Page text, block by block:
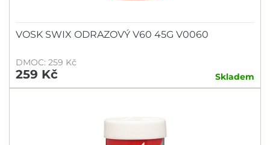
VOSK SWIX ODRAZOVÝ V60 45G V0060
DMOC: 259 Kč
259 Kč Skladem